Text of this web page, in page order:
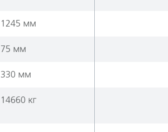
1245 мм
75 мм
330 мм
14660 кг